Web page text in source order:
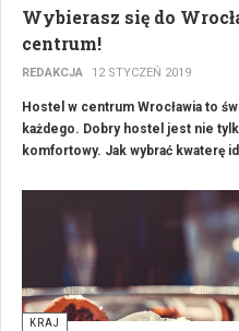
Wybierasz się do
centrum!
REDAKCJA 12 STYCZEŃ 2019
Hostel w centrum Wrocławia to
każdego. Dobry hostel jest nie
komfortowy. Jak wybrać kwaterę
KRAJ